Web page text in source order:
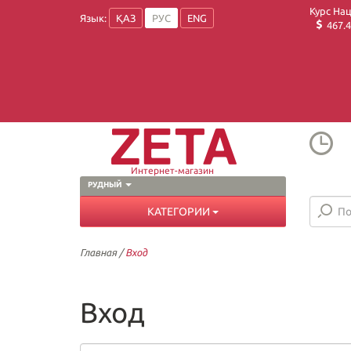
Язык: ҚАЗ РУС ENG
Курс
РУДНЫЙ
Интернет-магазин
КАТЕГОРИИ
Главная/Вход
Вход